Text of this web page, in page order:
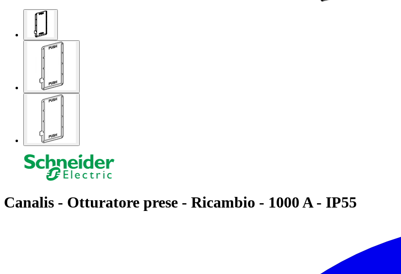
Canalis - Otturatore prese - Ricambio - 1000 A - IP55